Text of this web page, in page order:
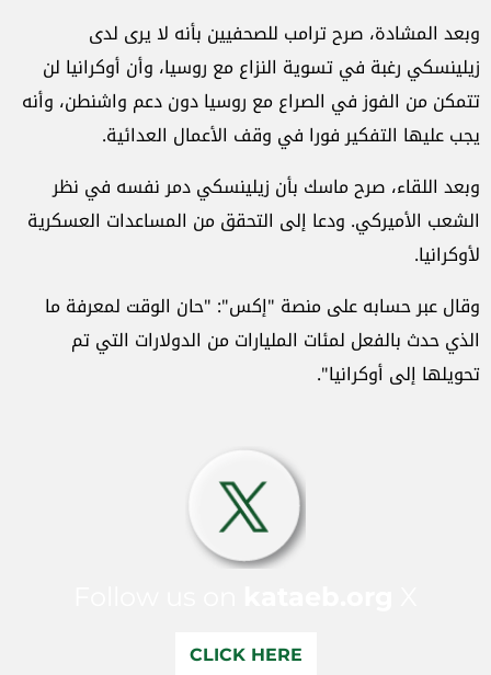
وبعد المشادة، صرح ترامب للصحفيين بأنه لا يرى لدى
زيلينسكي رغبة في تسوية النزاع مع روسيا، وأن أوكرانيا لن
تتمكن من الفوز في الصراع مع روسيا دون دعم واشنطن، وأنه
يجب عليها التفكير فورا في وقف الأعمال العدائية.
وبعد اللقاء، صرح ماسك بأن زيلينسكي دمر نفسه في نظر
الشعب الأميركي. ودعا إلى التحقق من المساعدات العسكرية
لأوكرانيا.
وقال عبر حسابه على منصة "إكس": "حان الوقت لمعرفة ما
الذي حدث بالفعل لمئات المليارات من الدولارات التي تم
تحويلها إلى أوكرانيا".
CLICK HERE